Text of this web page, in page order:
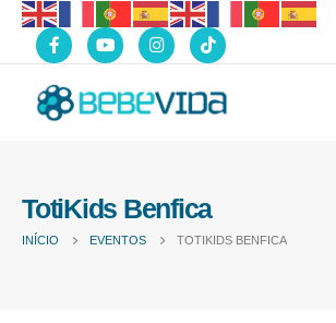
TotiKids Benfica
INÍCIO EVENTOS TOTIKIDS BENFICA